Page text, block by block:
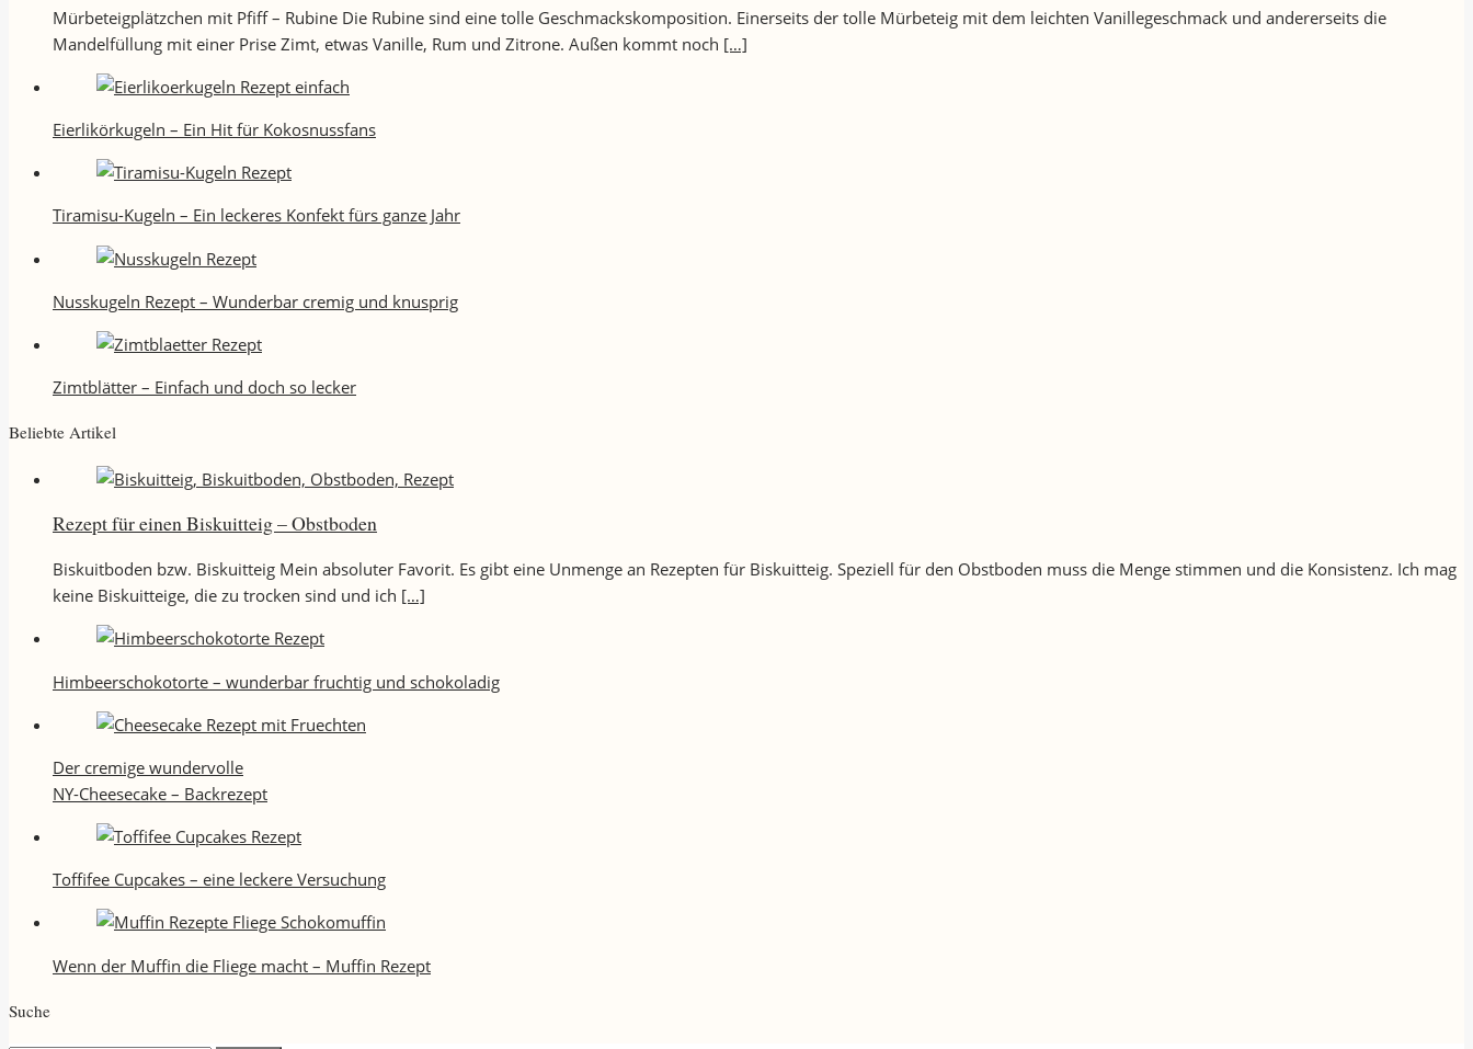
Mürbeteigplätzchen mit Pfiff – Rubine Die Rubine sind eine tolle Geschmackskomposition. Einerseits der tolle Mürbeteig mit dem leichten Vanillegeschmack und andererseits die
Mandelfüllung mit einer Prise Zimt, etwas Vanille, Rum und Zitrone. Außen kommt noch […]
Eierlikörkugeln – Ein Hit für Kokosnussfans
Tiramisu-Kugeln – Ein leckeres Konfekt fürs ganze Jahr
Nusskugeln Rezept – Wunderbar cremig und knusprig
Zimtblätter – Einfach und doch so lecker
Beliebte Artikel
Rezept für einen Biskuitteig – Obstboden
Biskuitboden bzw. Biskuitteig Mein absoluter Favorit. Es gibt eine Unmenge an Rezepten für Biskuitteig. Speziell für den Obstboden muss die Menge stimmen und die Konsistenz. Ich mag
keine Biskuitteige, die zu trocken sind und ich […]
Himbeerschokotorte – wunderbar fruchtig und schokoladig
Der cremige wundervolle
NY-Cheesecake – Backrezept
Toffifee Cupcakes – eine leckere Versuchung
Wenn der Muffin die Fliege macht – Muffin Rezept
Suche